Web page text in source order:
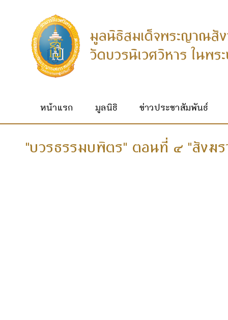
หน้าแรก มูลนิธิ ข่าวประชาสัมพันธ์
"บวรธรรมบพิตร" ตอนที่ ๔ "สังฆร